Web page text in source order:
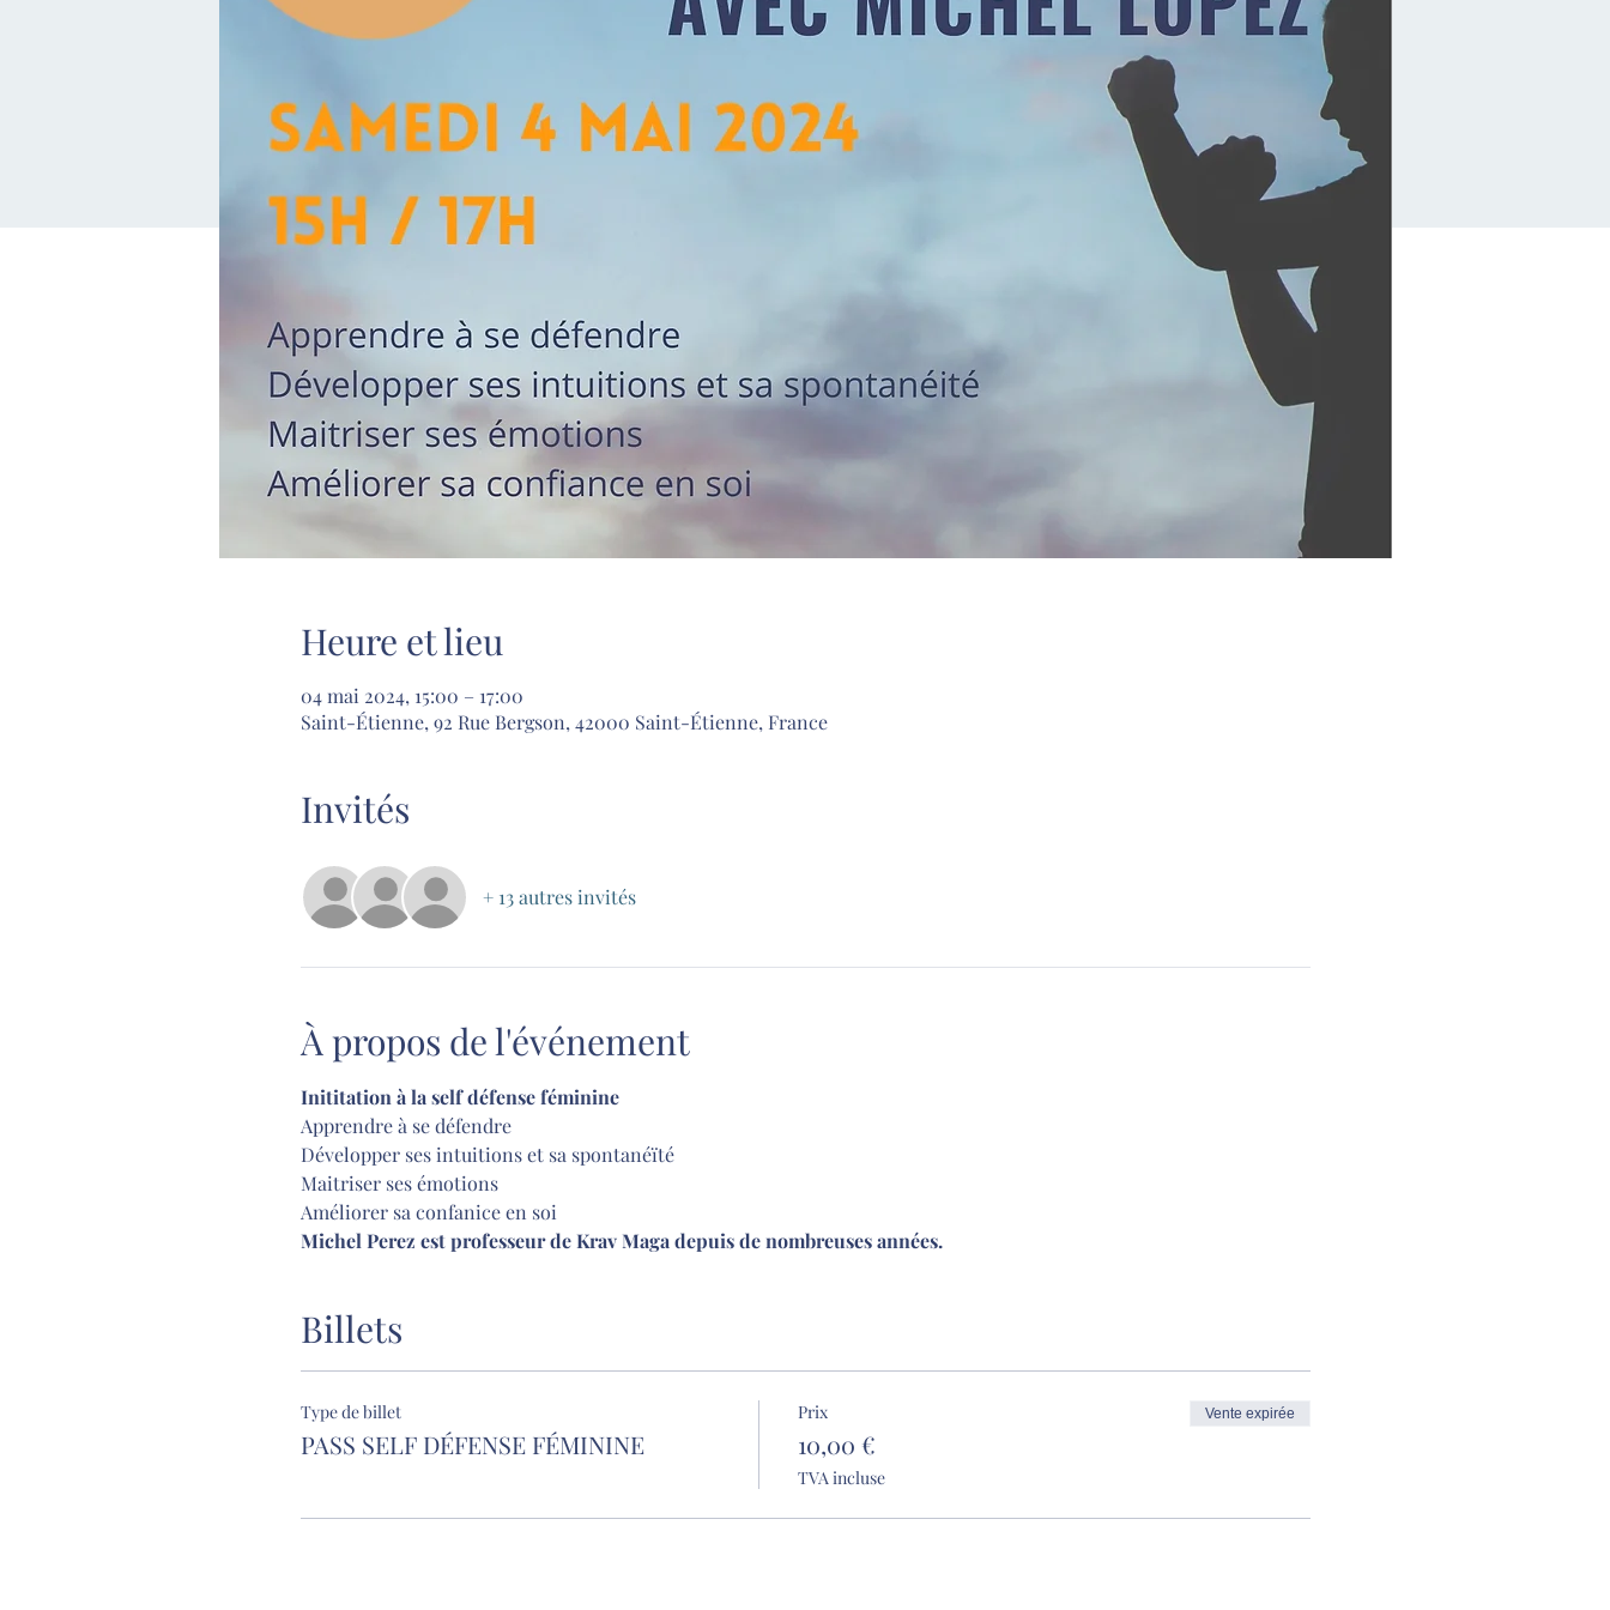
Heure et lieu
04 mai 2024, 15:00 – 17:00
Saint-Étienne, 92 Rue Bergson, 42000 Saint-Étienne, France
Invités
+ 13 autres invités
À propos de l'événement
Inititation à la self défense féminine
Apprendre à se défendre
Développer ses intuitions et sa spontanéïté
Maitriser ses émotions
Améliorer sa confanice en soi
Michel Perez est professeur de Krav Maga depuis de nombreuses années.
Billets
Type de billet
PASS SELF DÉFENSE FÉMININE
Prix
10,00 €
TVA incluse
Vente expirée